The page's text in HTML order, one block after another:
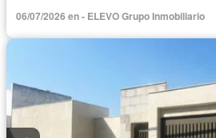
Gas natural
Gimnasio Internet
06/07/2026 en - ELEVO Grupo Inmobiliario